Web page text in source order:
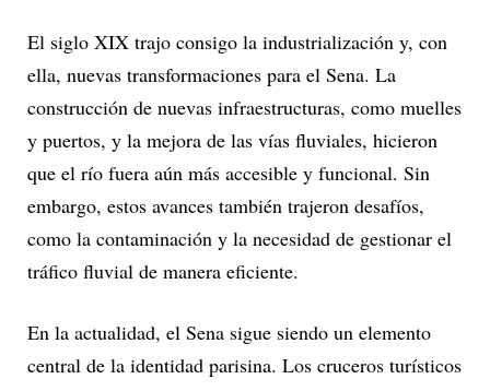
El siglo XIX trajo consigo la industrialización y, con
ella, nuevas transformaciones para el Sena. La
construcción de nuevas infraestructuras, como muelles
y puertos, y la mejora de las vías fluviales, hicieron
que el río fuera aún más accesible y funcional. Sin
embargo, estos avances también trajeron desafíos,
como la contaminación y la necesidad de gestionar el
tráfico fluvial de manera eficiente.
En la actualidad, el Sena sigue siendo un elemento
central de la identidad parisina. Los cruceros turísticos